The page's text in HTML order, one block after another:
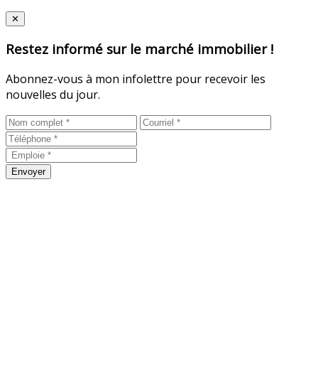
Close
✕
Restez informé sur le marché immobilier !
Abonnez-vous à mon infolettre pour recevoir les
nouvelles du jour.
Envoyer